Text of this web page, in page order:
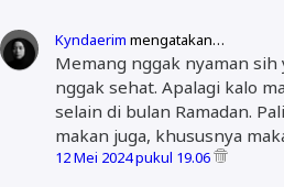
Kyndaerim mengatakan…
Memang nggak nyaman sih
nggak sehat. Apalagi kalo
selain di bulan Ramadan.
makan juga, khususnya
12 Mei 2024 pukul 19.06